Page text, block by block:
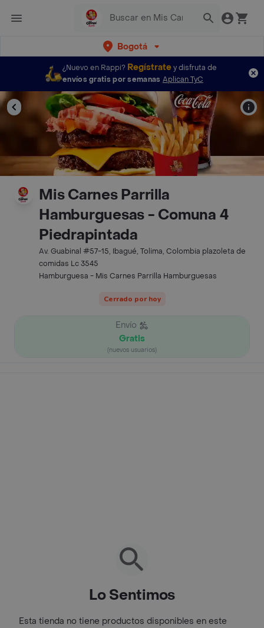
Bogotá
¿Nuevo en Rappi? Regístratey disfruta de
envíos gratis por semanas Aplican TyC
Mis Carnes Parrilla
Hamburguesas - Comuna 4
Piedrapintada
Av. Guabinal #57-15, Ibagué, Tolima, Colombia plazoleta de
comidas Lc 3545
Hamburguesa - Mis Carnes Parrilla Hamburguesas
Cerrado por hoy
Envío
Gratis
(nuevos usuarios)
Lo Sentimos
Esta tienda no tiene productos disponibles en este